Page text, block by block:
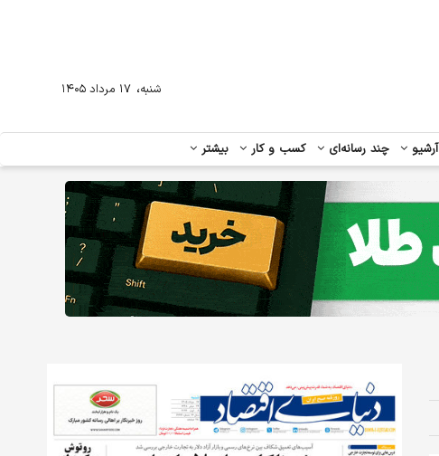
آرشیو چند رسانه‌ای کسب و کار بیشتر
شنبه، ۱۷ مرداد ۱۴۰۵